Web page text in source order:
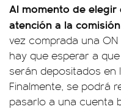
Al momento de
atención a la
vez comprada una
hay que esperar a
serán depositados en
Finalmente, se podrá
pasarlo a una cuenta